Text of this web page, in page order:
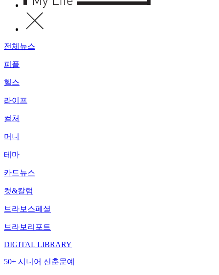
전체뉴스
피플
헬스
라이프
컬처
머니
테마
카드뉴스
컷&칼럼
브라보스페셜
브라보리포트
DIGITAL LIBRARY
50+ 시니어 신춘문예